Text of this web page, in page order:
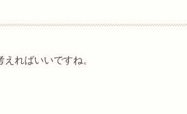
ればいいですね。